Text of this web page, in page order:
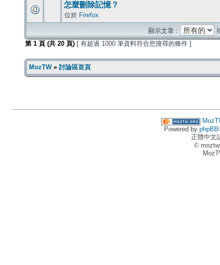
怎麼刪除記憶？
位於 Firefox
顯示文章 :
第 1 頁 (共 20 頁) [ 有超過 1000 筆資料符合您搜尋的條件 ]
MozTW» 討論區首頁
Powered by phpBB
正體中文
©